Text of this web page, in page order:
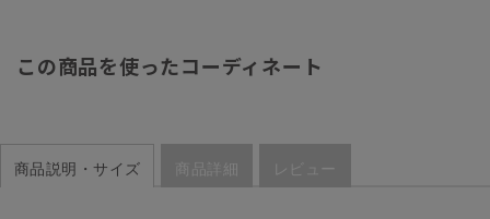
この商品を使ったコーディネート
商品説明・サイズ 商品詳細 レビュー